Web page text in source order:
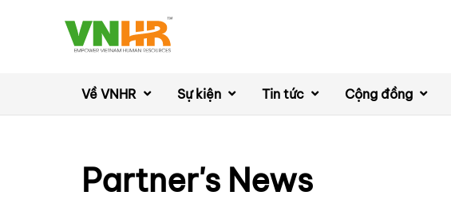
Về VNHR Sự kiện Tin tức Cộng đồng
Partner's News